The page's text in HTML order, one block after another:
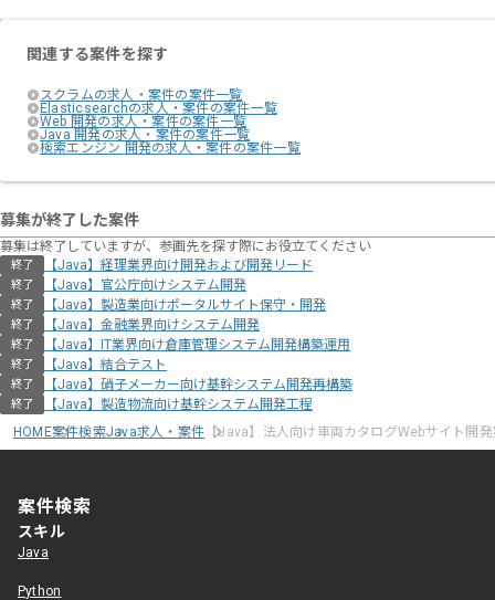
関連する案件を探す
スクラムの求人・案件の案件一覧
Elasticsearchの求人・案件の案件一覧
Web 開発の求人・案件の案件一覧
Java 開発の求人・案件の案件一覧
検索エンジン 開発の求人・案件の案件一覧
募集が終了した案件
募集は終了していますが、参画先を探す際にお役立てください
終了 【Java】経理業界向け開発および開発リード
終了 【Java】官公庁向けシステム開発
終了 【Java】製造業向けポータルサイト保守・開発
終了 【Java】金融業界向けシステム開発
終了 【Java】IT業界向け倉庫管理システム開発構築運用
終了 【Java】結合テスト
終了 【Java】硝子メーカー向け基幹システム開発再構築
終了
【Java】製造物流向け基幹システム開発工程
HOME案件検索Java求人・案件 【Java】法人向け車両カタログWebサイト開
案件検索
スキル
Java
Python